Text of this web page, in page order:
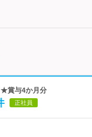
賞与4か月分
正社員